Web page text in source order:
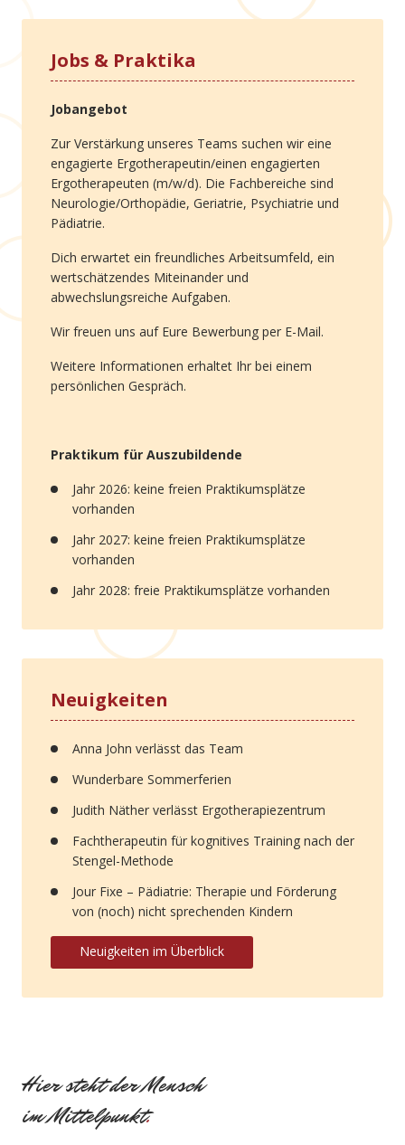
Jobs & Praktika
Jobangebot
Zur Verstärkung unseres Teams suchen wir eine
engagierte Ergotherapeutin/einen engagierten
Ergotherapeuten (m/w/d). Die Fachbereiche sind
Neurologie/Orthopädie, Geriatrie, Psychiatrie und
Pädiatrie.
Dich erwartet ein freundliches Arbeitsumfeld, ein
wertschätzendes Miteinander und
abwechslungsreiche Aufgaben.
Wir freuen uns auf Eure Bewerbung per E-Mail.
Weitere Informationen erhaltet Ihr bei einem
persönlichen Gespräch.
Praktikum für Auszubildende
Jahr 2026: keine freien Praktikumsplätze
vorhanden
Jahr 2027: keine freien Praktikumsplätze
vorhanden
Jahr 2028: freie Praktikumsplätze vorhanden
Neuigkeiten
Anna John verlässt das Team
Wunderbare Sommerferien
Judith Näther verlässt Ergotherapiezentrum
Fachtherapeutin für kognitives Training nach der
Stengel-Methode
Jour Fixe – Pädiatrie: Therapie und Förderung
von (noch) nicht sprechenden Kindern
Neuigkeiten im Überblick
Hier steht der Mensch
im Mittelpunkt.